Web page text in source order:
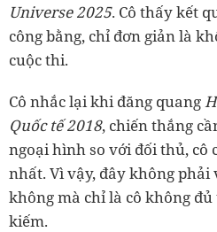
Universe 2025. Cô thấy kết
công bằng, chỉ đơn giản là
cuộc thi.
Cô nhắc lại khi đăng quang
Quốc tế 2018, chiến thắng
ngoại hình so với đối thủ, cô
nhất. Vì vậy, đây không phải
không mà chỉ là cô không
kiếm.